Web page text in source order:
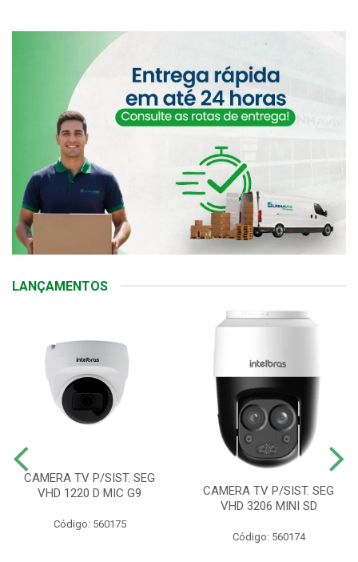
LANÇAMENTOS
CAMERA TV P/SIST. SEG
VHD 1220 D MIC G9
Código: 560175
CAMERA TV P/SIST. SEG
VHD 3206 MINI SD
Código: 560174